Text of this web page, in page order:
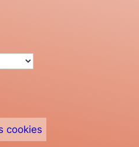
cookies